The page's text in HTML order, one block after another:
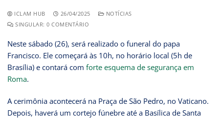
ICLAM HUB 26/04/2025
NOTÍCIAS
SINGULAR: 0 COMENTÁRIO
Neste sábado (26), será realizado o funeral do papa
Francisco. Ele começará às 10h, no horário local (5h de
Brasília) e contará com forte esquema de segurança em
Roma.
A cerimônia acontecerá na Praça de São Pedro, no Vaticano.
Depois, haverá um cortejo fúnebre até a Basílica de Santa